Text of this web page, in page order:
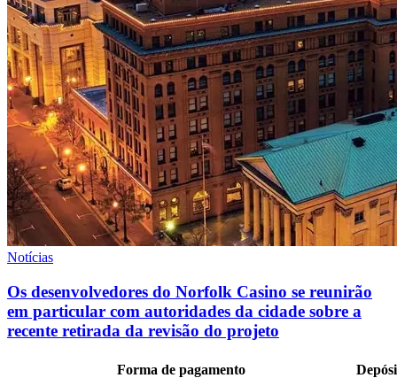
Notícias
Os desenvolvedores do Norfolk Casino se reunirão
em particular com autoridades da cidade sobre a
recente retirada da revisão do projeto
Forma de pagamento